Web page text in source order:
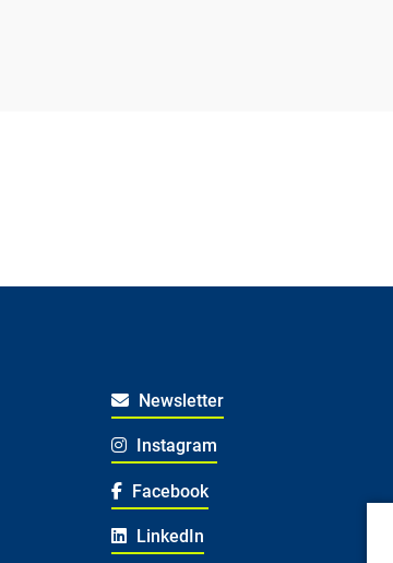
Newsletter
Instagram
Facebook
LinkedIn